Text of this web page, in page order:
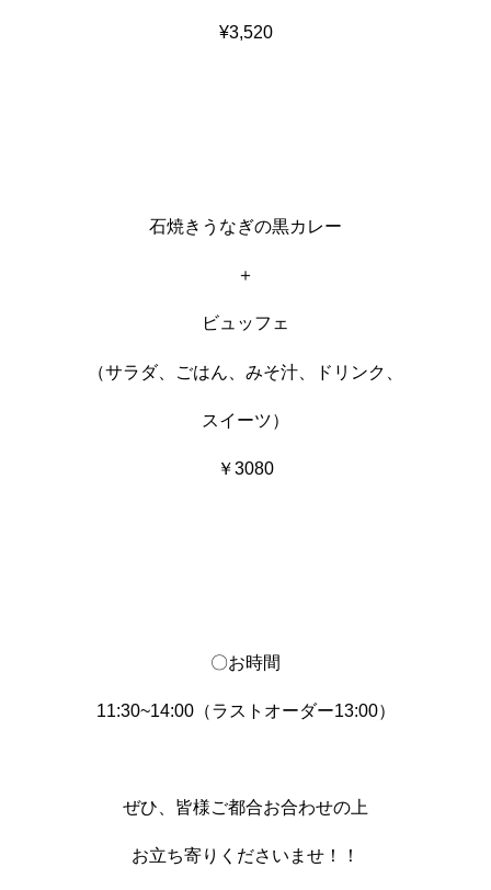
¥3,520
石焼きうなぎの黒カレー
＋
ビュッフェ
（サラダ、ごはん、みそ汁、ドリンク、
スイーツ）
￥3080
〇お時間
11:30~14:00（ラストオーダー13:00）
ぜひ、皆様ご都合お合わせの上
お立ち寄りくださいませ！！